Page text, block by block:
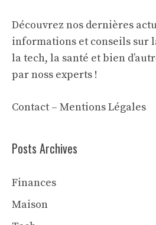
Découvrez nos dernières
informations et conseils sur
la tech, la santé et bien
par noss experts !
Contact – Mentions Légales
Posts Archives
Finances
Maison